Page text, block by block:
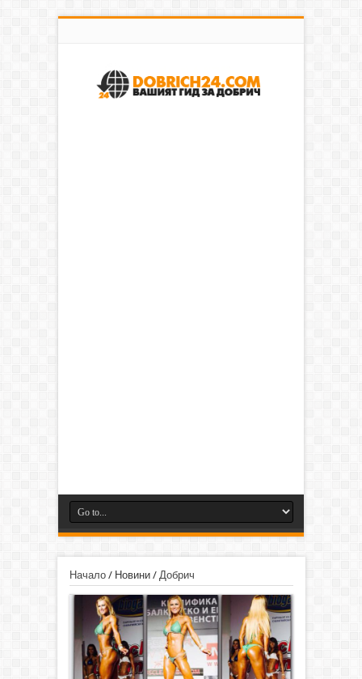
Начало/ Новини/ Добрич